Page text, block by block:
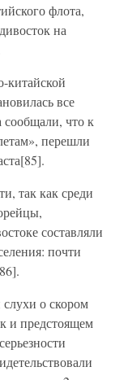
флота,
на
китайской
все
сообщали, что к
перешли
так как среди
составляли
почти
о скором
и предстоящем